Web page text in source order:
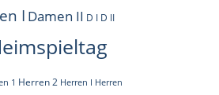
I Damen II D I D II
1 Herren 2 Herren I Herren